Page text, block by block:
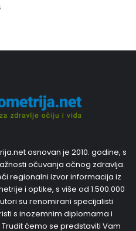
osnovan je 2010. godine, s
očuvanja očnog zdravlja.
regionalni izvor informacija iz
i optike, s više od 1.500.000
su renomirani specijalisti
s inozemnim diplomama i
ćemo se predstaviti Vam